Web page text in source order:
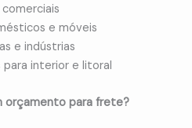
e móveis
e indústrias
interior e litoral
orçamento para frete?